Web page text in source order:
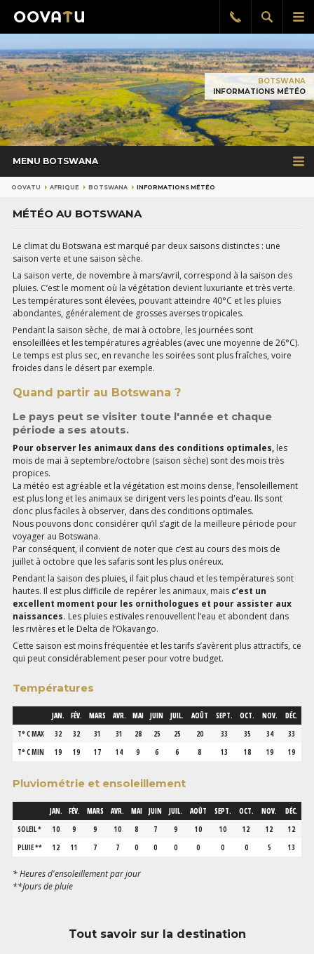
le
Afficher
la
Rappel
gratuit
BOTSWANA
INFORMATIONS MÉTÉO
MENU BOTSWANA
OOVATU AFRIQUE BOTSWANA INFORMATIONS MÉTÉO
MÉTÉO AU BOTSWANA
Le climat du Botswana est marqué par deux saisons distinctes : une
saison verte et une saison sèche.
La saison verte, de novembre à mars/avril, correspond à la saison des
pluies. C’est le moment où la végétation devient luxuriante et très verte.
Les températures sont élevées, pouvant atteindre 40°C et les pluies
abondantes, généralement de grosses averses tropicales.
Pendant la saison sèche, de mai à octobre, les journées sont
ensoleillées et les températures agréables (avec une moyenne de 26°C).
Le temps est plus sec, en revanche les soirées sont plus fraîches, voire
froides dans le désert par exemple.
Quand partir au Botswana ?
Le pays peut se visiter toute l'année et chaque
période a ses atouts.
Pour observer les animaux dans des conditions optimales, les
mois de mai à septembre/octobre (saison sèche) sont des mois très
propices.
La météo est agréable et la végétation est moins dense, l’ensoleillement
est plus long et les animaux se dirigent vers les points d'eau. Ils sont
donc plus faciles à observer, dans des conditions optimales.
Nous pouvons donc considérer qu’il s’agit de la meilleure période pour
voyager au Botswana.
Par conséquent, il convient de noter que c’est au cours des mois de
juillet à octobre que les safaris sont les plus onéreux.
Pendant la saison des pluies, il fait plus chaud et les températures sont
hautes. Il est plus difficile de repérer les animaux, mais c’est un
excellent moment pour les ornithologues et pour assister aux
naissances. Les pluies estivales renouvellent l’eau et abondent dans
les rivières et le Delta de l’Okavango.
Cette saison est moins fréquentée et les tarifs s’avèrent plus attractifs, ce
qui peut considérablement peser pour votre budget.
Températures
JAN. FÉV. MARS AVR. MAI JUIN JUIL. AOÛT SEPT. OCT. NOV.
DÉC.
T° C MAX
32 32 31 31 28 25 25 20 33 35 34
33
T° C MIN
19 19 17 14 9 6 6 8 13 18 19 19
Pluviométrie et ensoleillement
JAN. FÉV. MARS AVR. MAI JUIN JUIL. AOÛT SEPT. OCT. NOV.
DÉC.
SOLEIL *
10 9 9 10 8 7 9 10 10 12 12
12
PLUIE **
12 11 7 7 0 0 0 0 0 0 5 13
* Heures d'ensoleillement par jour
**Jours de pluie
Tout savoir sur la destination